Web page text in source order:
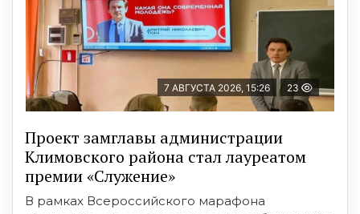
7 АВГУСТА 2026, 15:26 23
Проект замглавы администрации
Климовского района стал лауреатом
премии «Служение»
В рамках Всероссийского марафона